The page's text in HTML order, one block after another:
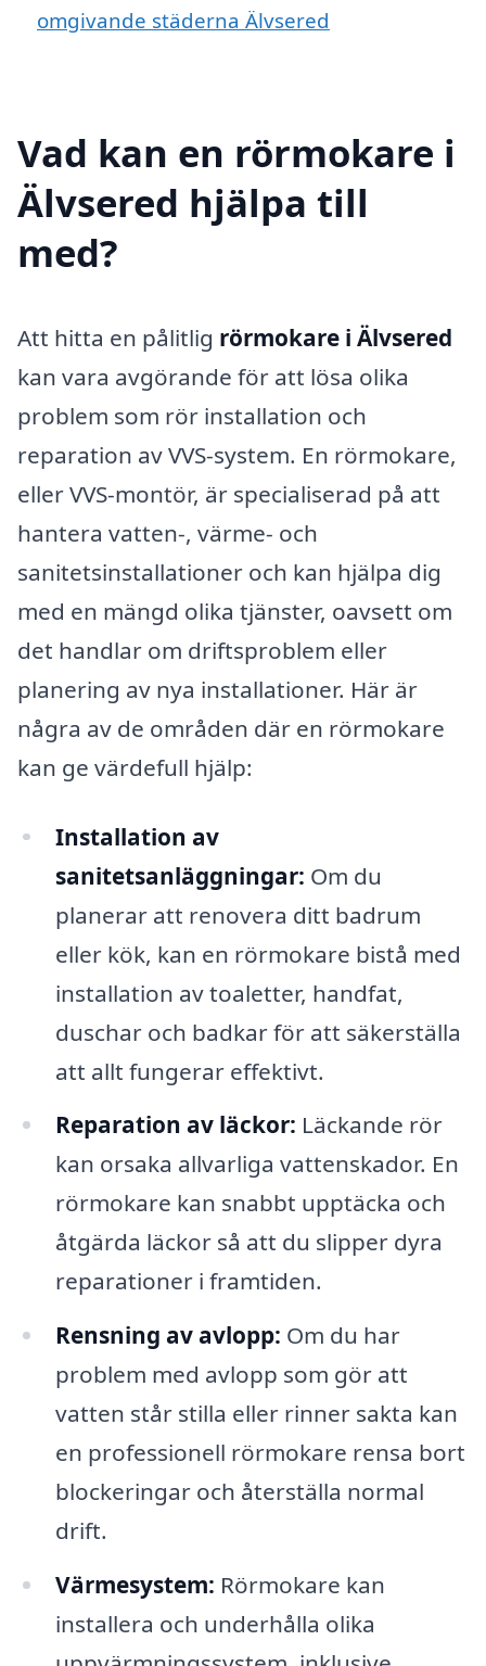
omgivande städerna Älvsered
Vad kan en rörmokare i
Älvsered hjälpa till
med?
Att hitta en pålitlig rörmokare i Älvsered
kan vara avgörande för att lösa olika
problem som rör installation och
reparation av VVS-system. En rörmokare,
eller VVS-montör, är specialiserad på att
hantera vatten-, värme- och
sanitetsinstallationer och kan hjälpa dig
med en mängd olika tjänster, oavsett om
det handlar om driftsproblem eller
planering av nya installationer. Här är
några av de områden där en rörmokare
kan ge värdefull hjälp:
Installation av
sanitetsanläggningar: Om du
planerar att renovera ditt badrum
eller kök, kan en rörmokare bistå med
installation av toaletter, handfat,
duschar och badkar för att säkerställa
att allt fungerar effektivt.
Reparation av läckor: Läckande rör
kan orsaka allvarliga vattenskador. En
rörmokare kan snabbt upptäcka och
åtgärda läckor så att du slipper dyra
reparationer i framtiden.
Rensning av avlopp: Om du har
problem med avlopp som gör att
vatten står stilla eller rinner sakta kan
en professionell rörmokare rensa bort
blockeringar och återställa normal
drift.
Värmesystem: Rörmokare kan
installera och underhålla olika